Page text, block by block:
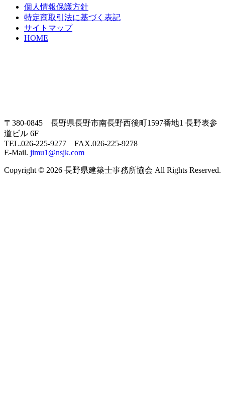
個人情報保護方針
特定商取引法に基づく表記
サイトマップ
HOME
〒380-0845 長野県長野市南長野西後町1597番地1 長野表参
道ビル 6F
TEL.026-225-9277 FAX.026-225-9278
E-Mail. jimu1@nsjk.com
Copyright © 2026 長野県建築士事務所協会 All Rights Reserved.